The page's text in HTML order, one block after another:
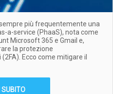
più frequentemente una
a-service (PhaaS), nota come
Microsoft 365 e Gmail e,
la protezione
Ecco come mitigare il
SUBITO